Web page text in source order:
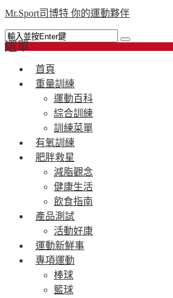
Mr.Sport司博特 你的運動夥伴
選單
首頁
重量訓練
運動百科
綜合訓練
訓練菜單
有氧訓練
肥胖救星
減脂觀念
健康生活
飲食指南
產品測試
活動好康
運動新鮮事
專項運動
棒球
籃球